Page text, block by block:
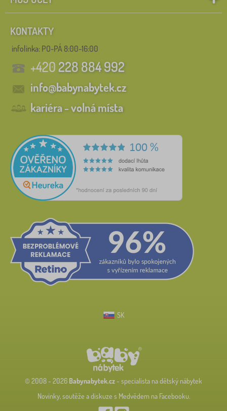
KONTAKTY
infolinka: PO-PÁ 8:00-16:00
+420228 884 992
info@babynabytek.cz
kariéra - volná místa
SK
© 2008 - 2026 Babynabytek.cz- specialista na dětský nábytek
Novinky, soutěže a diskuze s Medvědem na Facebooku.